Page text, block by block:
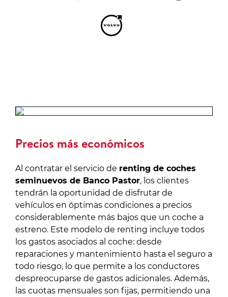
Precios más económicos
Al contratar el servicio de renting de coches
seminuevos de Banco Pastor, los clientes
tendrán la oportunidad de disfrutar de
vehículos en óptimas condiciones a precios
considerablemente más bajos que un coche a
estreno. Este modelo de renting incluye todos
los gastos asociados al coche: desde
reparaciones y mantenimiento hasta el seguro a
todo riesgo, lo que permite a los conductores
despreocuparse de gastos adicionales. Además,
las cuotas mensuales son fijas, permitiendo una